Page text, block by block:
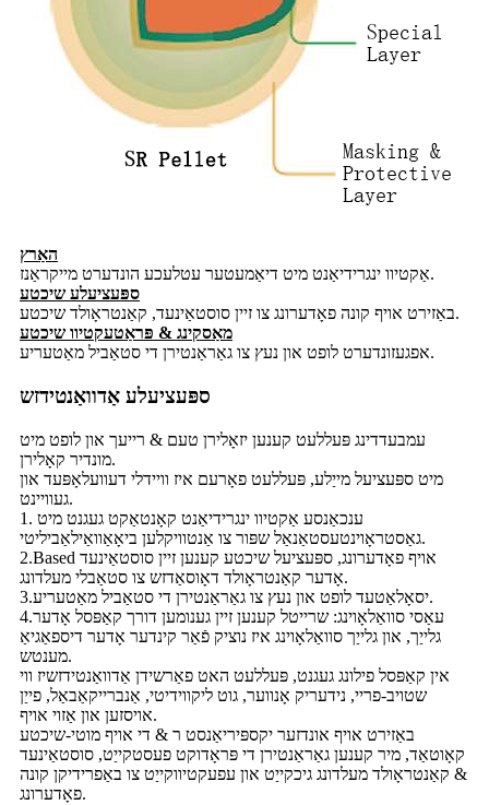
האַרץ
אַקטיוו ינגרידיאַנט מיט דיאַמעטער עטלעכע הונדערט מייקראַנז.
ספּעציעלע שיכטע
באַזירט אויף קונה פאָדערונג צו זיין סוסטאַינעד, קאַנטראָולד שיכטע.
מאַסקינג & פּראַטעקטיוו שיכטע
אפגעזונדערט לופט און נעץ צו גאַראַנטירן די סטאַביל מאַטעריע.
ספּעציעלע אַדוואַנטידזש
עמבעדדינג פּעללעט קענען יזאָלירן טעם & רייעך און לופט מיט
מונדיר קאָלירן.
מיט ספּעציעל מייַלע, פּעללעט פאָרעם איז וויידלי דעוועלאָפּעד און
געוויינט.
1. ענכאַנסע אַקטיוו ינגרידיאַנט קאָנטאַקט געגנט מיט
גאַסטראָוינטעסטאַנאַל שפּור צו אַנטוויקלען ביאָאַוואַילאַביליטי.
2.Based אויף פאָדערונג, ספּעציעל שיכטע קענען זיין סוסטאַינעד
אָדער קאַנטראָולד דאָוסאַדזש צו סטאַבלי מעלדונג.
3.יסאָלאַטעד לופט און נעץ צו גאַראַנטירן די סטאַביל מאַטעריע.
4.עאַסי סוואַלאָוינג: שרייטל קענען זיין גענומען דורך קאַפּסל אָדער
גלייַך, און גלייַך סוואַלאָוינג איז נוציק פֿאַר קינדער אָדער דיספאַגיאַ
מענטש.
אין קאַפּסל פילונג געגנט, פּעללעט האט פאַרשידן אַדוואַנטידזשיז ווי
שטויב-פריי, נידעריק אָנווער, גוט ליקווידיטי, אַנברייקאַבאַל, פייַן
אויסזען און אַזוי אויף.
באַזירט אויף אונדזער יקספּיריאַנסט ר & די אויף מוטי-שיכטע
קאָוטאַד, מיר קענען גאַראַנטירן די פּראָדוקט פעסטקייַט, סוסטאַינעד
& קאַנטראָולד מעלדונג גיכקייַט און עפעקטיווקייַט צו באַפרידיקן קונה
פאָדערונג.